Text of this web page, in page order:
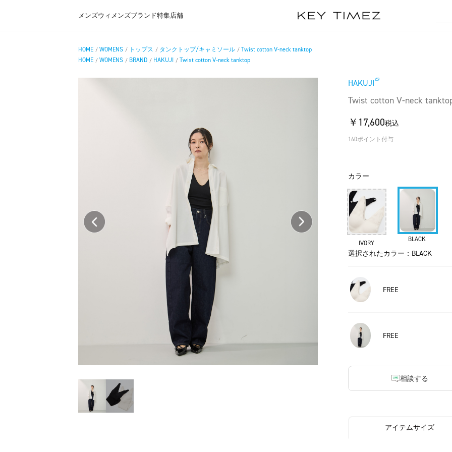
メンズウィメンズブランド特集店舗
HOME / WOMENS / トップス / タンクトップ/キャミソール / Twist cotton V-neck tanktop
HOME / WOMENS / BRAND / HAKUJI / Twist cotton V-neck tanktop
HAKUJI
Twist cotton V-neck
￥17,600税込
160ポイント付与
カラー
IVORY BLACK
選択されたカラー：BLACK
FREE
FREE
相談する
アイテムサイズ